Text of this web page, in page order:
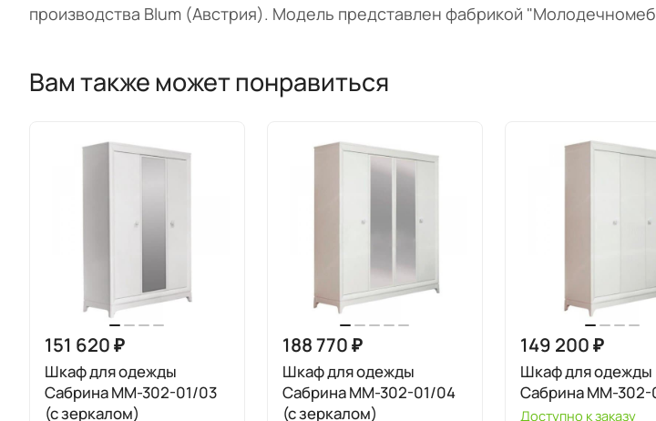
производства Blum (Австрия). Модель представлен фабрикой
Вам также может понравиться
151 620 ₽
Шкаф для одежды
Сабрина ММ-302-01/03
(с зеркалом)
188 770 ₽
Шкаф для одежды
Сабрина ММ-302-01/04
(с зеркалом)
149 200 ₽
Шкаф для одежды
Сабрина ММ-302-
Доступно к заказу